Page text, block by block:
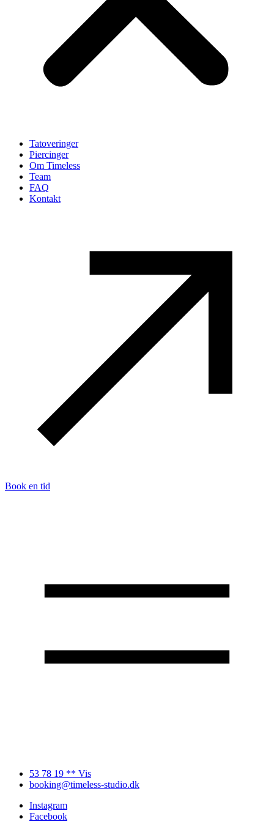
Tatoveringer
Piercinger
Om Timeless
Team
FAQ
Kontakt
Book en tid
53 78 19 ** Vis
booking@timeless-studio.dk
Instagram
Facebook